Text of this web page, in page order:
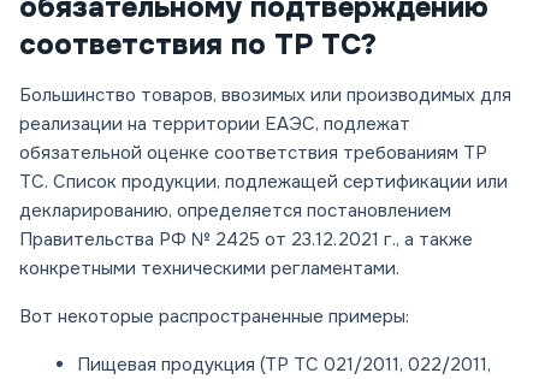
обязательному подтверждению
соответствия по ТР ТС?
Большинство товаров, ввозимых или производимых для
реализации на территории ЕАЭС, подлежат
обязательной оценке соответствия требованиям ТР
ТС. Список продукции, подлежащей сертификации или
декларированию, определяется постановлением
Правительства РФ № 2425 от 23.12.2021 г., а также
конкретными техническими регламентами.
Вот некоторые распространенные примеры:
Пищевая продукция (ТР ТС 021/2011, 022/2011,